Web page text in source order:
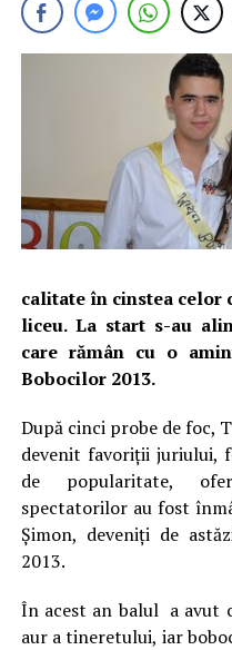
calitate în cinstea celor
liceu. La start s-au
care rămân cu o
Bobocilor 2013.
După cinci probe de foc,
devenit favoriţii juriului,
de popularitate,
spectatorilor au fost
Şimon, deveniţi de
2013.
În acest an balul a avut
aur a tineretului, iar